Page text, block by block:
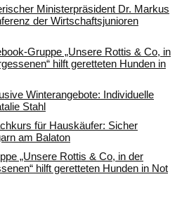
Ministerpräsident Dr. Markus
der Wirtschaftsjunioren
Gruppe „Unsere Rottis & Co, in
hilft geretteten Hunden in
Winterangebote: Individuelle
Stahl
für Hauskäufer: Sicher
am Balaton
„Unsere Rottis & Co, in der
hilft geretteten Hunden in Not